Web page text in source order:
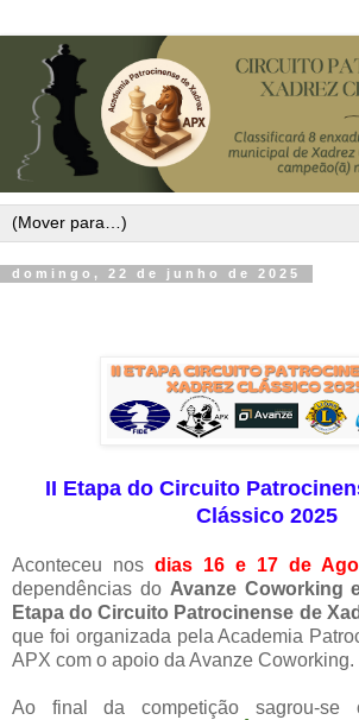
domingo, 22 de junho de 2025
II Etapa do Circuito
Clássico 2025
Aconteceu nos dias 16 e 17 de
dependências do Avanze Coworking
Etapa do Circuito Patrocinense de
que foi organizada pela Academia
APX com o apoio da Avanze Coworking.
Ao final da competição sagrou-se